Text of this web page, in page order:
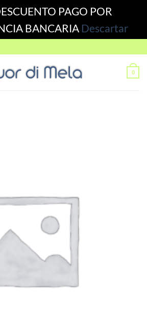
PAGO POR
BANCARIA Descartar
0